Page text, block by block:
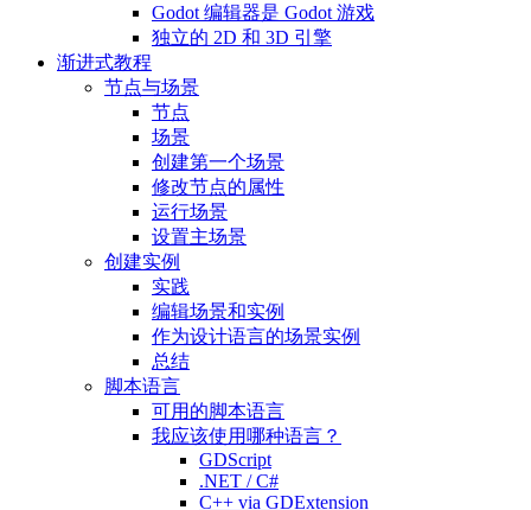
Godot 编辑器是 Godot 游戏
独立的 2D 和 3D 引擎
渐进式教程
节点与场景
节点
场景
创建第一个场景
修改节点的属性
运行场景
设置主场景
创建实例
实践
编辑场景和实例
作为设计语言的场景实例
总结
脚本语言
可用的脚本语言
我应该使用哪种语言？
GDScript
.NET / C#
C++ via GDExtension